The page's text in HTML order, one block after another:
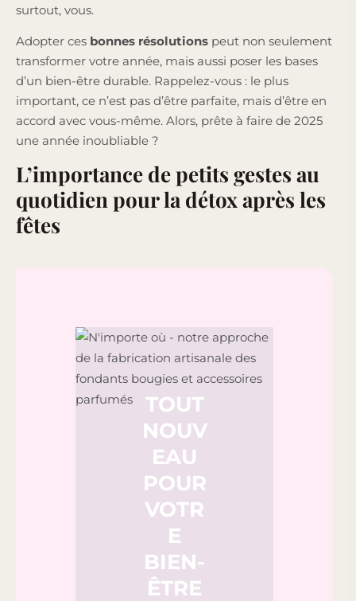
surtout, vous.
Adopter ces bonnes résolutions peut non seulement
transformer votre année, mais aussi poser les bases
d’un bien-être durable. Rappelez-vous : le plus
important, ce n’est pas d’être parfaite, mais d’être en
accord avec vous-même. Alors, prête à faire de 2025
une année inoubliable ?
L’importance de petits gestes au
quotidien pour la détox après les
fêtes
TOUT
NOUV
EAU
POUR
VOTR
E
BIEN-
ÊTRE